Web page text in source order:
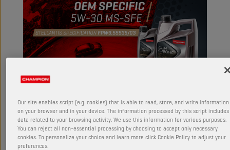
GLOEDNIEUWE CHAMPION OEM
SPECIFIC 5W-30 MS-SFE
Our site enables script (e.g. cookies) that is able to read, store, and write information
on your browser and in your device. The information processed by this script includes
data related to your browsing activity. We use this information for various purposes.
You can reject all non-essential processing by choosing to accept only necessary
cookies. To personalize your choice and learn more click Cookie Policy to adjust your
preferences.